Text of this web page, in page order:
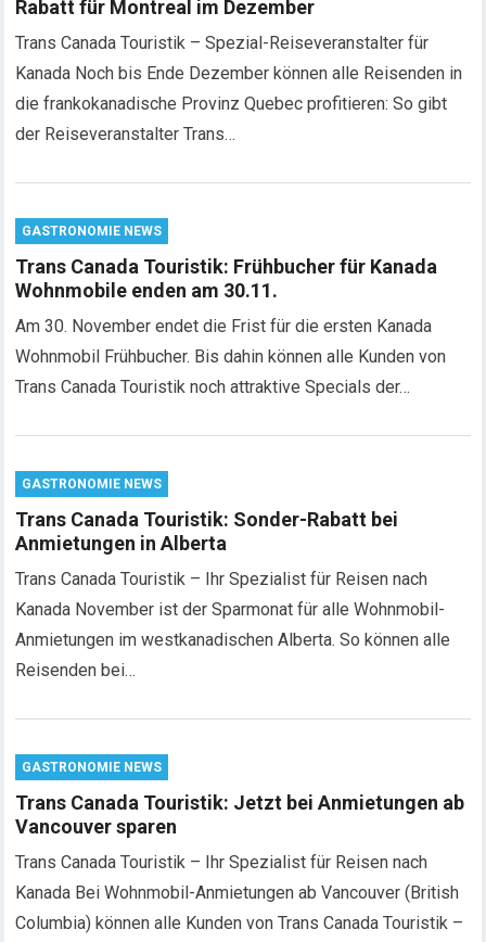
Rabatt für Montreal im Dezember
Trans Canada Touristik – Spezial-Reiseveranstalter für
Kanada Noch bis Ende Dezember können alle Reisenden in
die frankokanadische Provinz Quebec profitieren: So gibt
der Reiseveranstalter Trans…
GASTRONOMIE NEWS
Trans Canada Touristik: Frühbucher für Kanada
Wohnmobile enden am 30.11.
Am 30. November endet die Frist für die ersten Kanada
Wohnmobil Frühbucher. Bis dahin können alle Kunden von
Trans Canada Touristik noch attraktive Specials der…
GASTRONOMIE NEWS
Trans Canada Touristik: Sonder-Rabatt bei
Anmietungen in Alberta
Trans Canada Touristik – Ihr Spezialist für Reisen nach
Kanada November ist der Sparmonat für alle Wohnmobil-
Anmietungen im westkanadischen Alberta. So können alle
Reisenden bei…
GASTRONOMIE NEWS
Trans Canada Touristik: Jetzt bei Anmietungen ab
Vancouver sparen
Trans Canada Touristik – Ihr Spezialist für Reisen nach
Kanada Bei Wohnmobil-Anmietungen ab Vancouver (British
Columbia) können alle Kunden von Trans Canada Touristik –